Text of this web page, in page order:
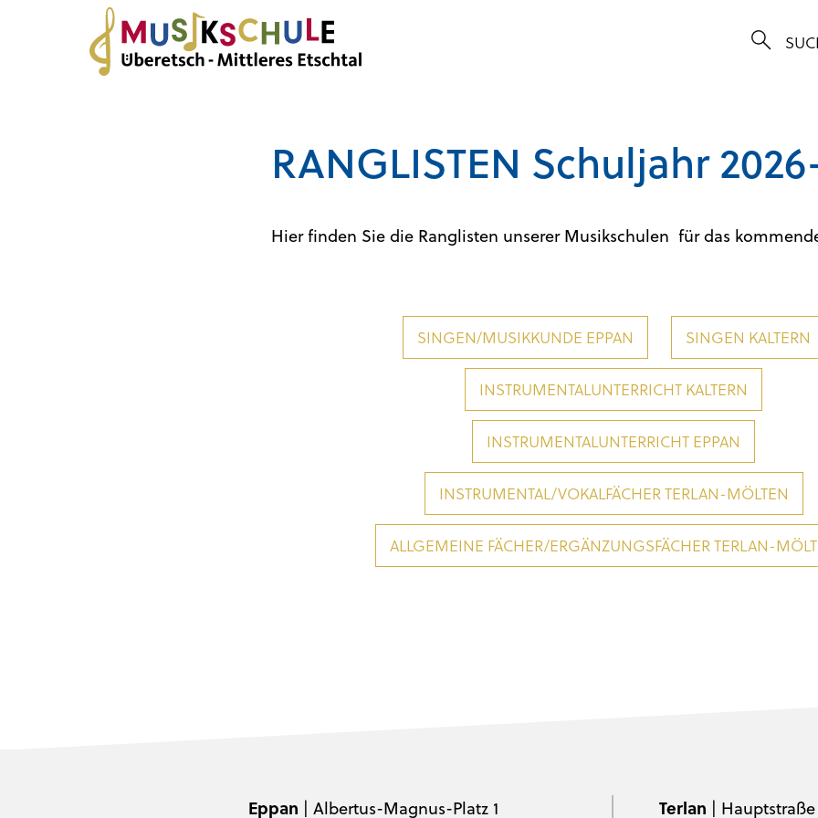
RANGLISTEN Schuljahr
Hier finden Sie die Ranglisten unserer Musikschulen für das
SINGEN/MUSIKKUNDE EPPAN SINGEN KALTERN
INSTRUMENTALUNTERRICHT KALTERN
INSTRUMENTALUNTERRICHT EPPAN
INSTRUMENTAL/VOKALFÄCHER TERLAN-MÖLTEN
ALLGEMEINE FÄCHER/ERGÄNZUNGSFÄCHER TERLAN-
Eppan | Albertus-Magnus-Platz 1 Terlan |